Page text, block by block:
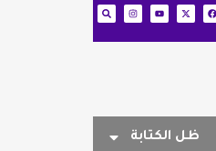
ظل الكتابة